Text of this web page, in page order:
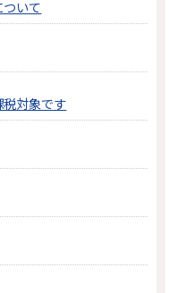
いて
税対象です